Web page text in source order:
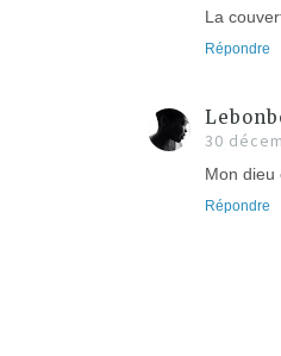
La
Répondre
30
Mon dieu
Répondre